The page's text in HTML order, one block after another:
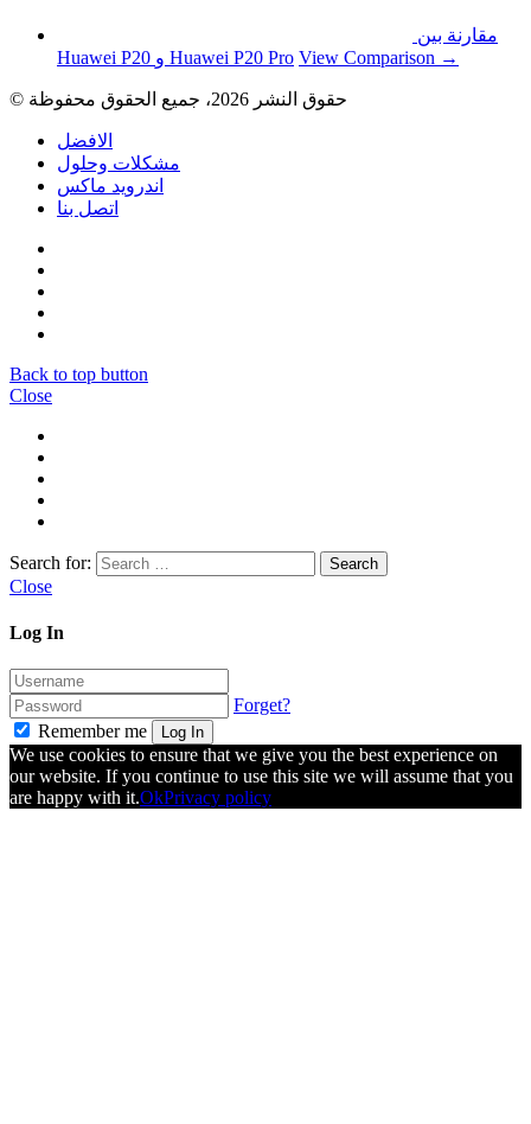
مقارنة بين
Huawei P20 و Huawei P20 Pro View Comparison →
الافضل
مشكلات وحلول
اندرويد ماكس
اتصل بنا
Back to top button
Close
Search for:
Close
Log In
Forget?
Remember me
Log In
We use cookies to ensure that we give you the best experience on
our website. If you continue to use this site we will assume that you
are happy with it.OkPrivacy policy